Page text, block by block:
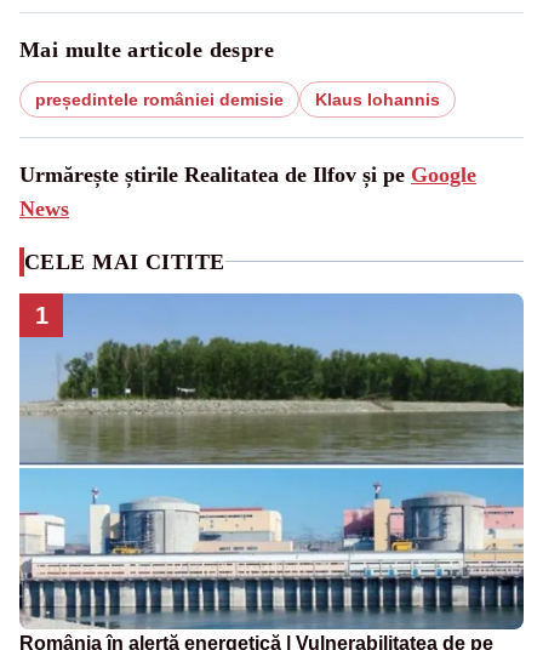
Mai multe articole despre
președintele româniei demisie Klaus Iohannis
Urmărește știrile Realitatea de Ilfov și pe Google
News
CELE MAI CITITE
1
România în alertă energetică | Vulnerabilitatea de pe